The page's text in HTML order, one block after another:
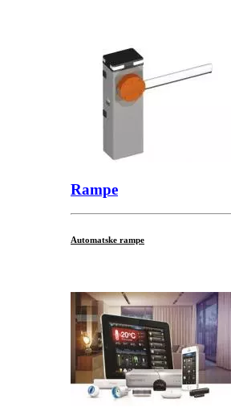
Rampe
Automatske rampe